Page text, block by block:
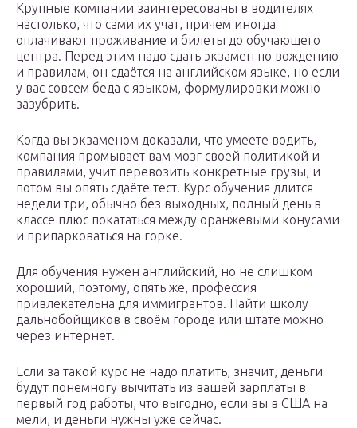
Крупные компании заинтересованы в водителях
настолько, что сами их учат, причем иногда
оплачивают проживание и билеты до обучающего
центра. Перед этим надо сдать экзамен по вождению
и правилам, он сдаётся на английском языке, но если
у вас совсем беда с языком, формулировки можно
зазубрить.
Когда вы экзаменом доказали, что умеете водить,
компания промывает вам мозг своей политикой и
правилами, учит перевозить конкретные грузы, и
потом вы опять сдаёте тест. Курс обучения длится
недели три, обычно без выходных, полный день в
классе плюс покататься между оранжевыми конусами
и припарковаться на горке.
Для обучения нужен английский, но не слишком
хороший, поэтому, опять же, профессия
привлекательна для иммигрантов. Найти школу
дальнобойщиков в своём городе или штате можно
через интернет.
Если за такой курс не надо платить, значит, деньги
будут понемногу вычитать из вашей зарплаты в
первый год работы, что выгодно, если вы в США на
мели, и деньги нужны уже сейчас.